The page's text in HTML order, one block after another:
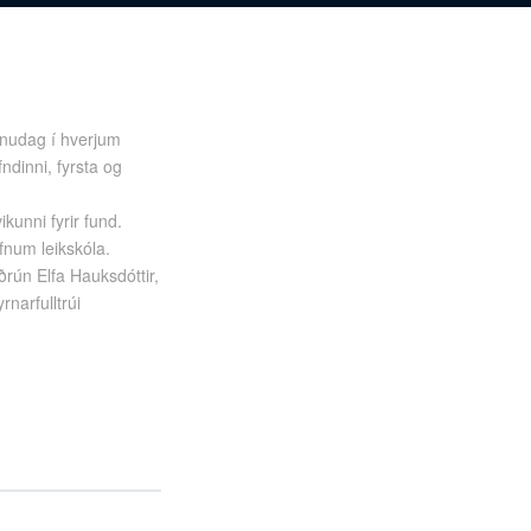
í hverjum
fyrsta og
fyrir fund.
leikskóla.
Elfa Hauksdóttir,